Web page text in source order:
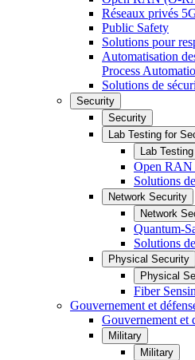
Réseaux privés
Public Safety
Solutions pour
Automatisation
Process
Solutions de
Security
Security
Lab Testing for
Lab
Open RAN
Solutions
Network Security
Network
Quantum-
Solutions
Physical Security
Physical
Fiber
Gouvernement et
Gouvernement et
Military
Military